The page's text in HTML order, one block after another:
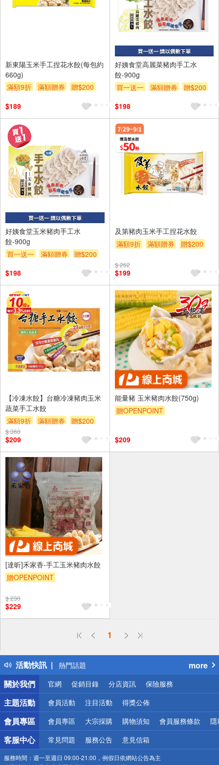
新東陽玉米手工捏花水餃(每包約
660g)
滿額9折
滿額贈券
贈$200
$189
好姨食堂高麗菜豬肉手工水
餃-900g
買一送一
滿額贈券
贈$200
$198
好姨食堂玉米豬肉手工水
餃-900g
買一送一
滿額贈券
贈$200
$198
及第豬肉玉米手工捏花水餃
滿額9折
滿額贈券 贈$200
$ 262
$199
【冷凍水餃】台糖冷凍豬肉玉米
蔬菜手工水餃
滿額9折
滿額贈券 贈$200
$ 360
$209
能量豬 玉米豬肉水餃(750g)
贈OPENPOINT
$209
[達昕]禾家香-手工玉米豬肉水餃
贈OPENPOINT
$ 230
$229
1
活動快訊
偏遠地區配送
得獎公告
熱門話題
銀行優惠
偏遠地區配送
詐騙網頁！請小心！
more
關於我們
官網 促銷目錄 分店資訊 保險服務
主題活動 會員活動 注目活動 得獎公佈
會員專區 會員專區 大宗採購 購物須知 會員服務條款 隱
客服中心 常見問題 服務公告 意見信箱
服務時間： 週一至週日 09:00-21:00，例假日依網站公告為主